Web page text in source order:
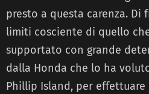
presto a questa carenza. Di
limiti cosciente di quello
supportato con grande
dalla Honda che lo ha
Phillip Island, per